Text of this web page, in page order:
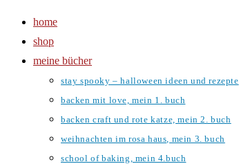
home
shop
meine bücher
stay spooky – halloween ideen und rezepte
backen mit love, mein 1. buch
backen craft und rote katze, mein 2. buch
weihnachten im rosa haus, mein 3. buch
school of baking, mein 4.buch